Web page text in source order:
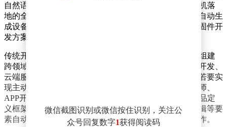
自然语言交互方式，将AI硬件开发流程从概念设计到真机落
地的全链条整合，开发者仅需描述产品功能需求，即可自动生
成设备能力定义、移动端控制面板、云端智能体配置及固件开
发方案。
传统开发模式下，打造具备AI交互能力的硬件产品需要组建
跨领域团队，完成硬件设计、通信协议开发、移动应用开发、
云端服务搭建等数十个环节。以智能宠物喂食器为例，若要实
现主动对话功能，开发者需协调硬件工程师、算法工程师、
APP开发者等多方协作。而Tuya Cobuilder通过统一的产品定
义框架，将设备能力、通信协议、控制界面、智能体逻辑等要
素自动关联，使单个开发者即可完成复杂产品的开发工作。
微信截图识别或微信按住识别，关注公
众号回复数字1获得阅读码